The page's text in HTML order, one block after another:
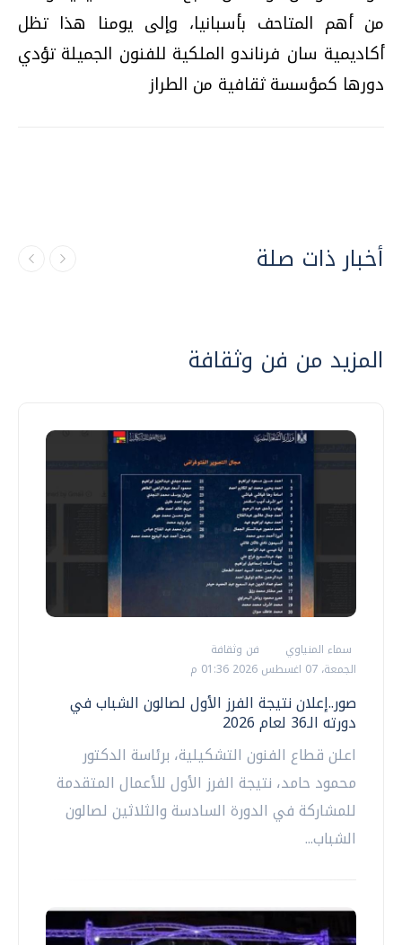
من أهم المتاحف بأسبانيا، وإلى يومنا هذا تظل
أكاديمية سان فرناندو الملكية للفنون الجميلة تؤدي
دورها كمؤسسة ثقافية من الطراز
أخبار ذات صلة
المزيد من فن وثقافة
سماء المنياوي
فن وثقافة
الجمعة، 07 اغسطس 2026 01:36 م
صور..إعلان نتيجة الفرز الأول لصالون الشباب في
دورته الـ36 لعام 2026
اعلن قطاع الفنون التشكيلية، برئاسة الدكتور
محمود حامد، نتيجة الفرز الأول للأعمال المتقدمة
للمشاركة في الدورة السادسة والثلاثين لصالون
الشباب...